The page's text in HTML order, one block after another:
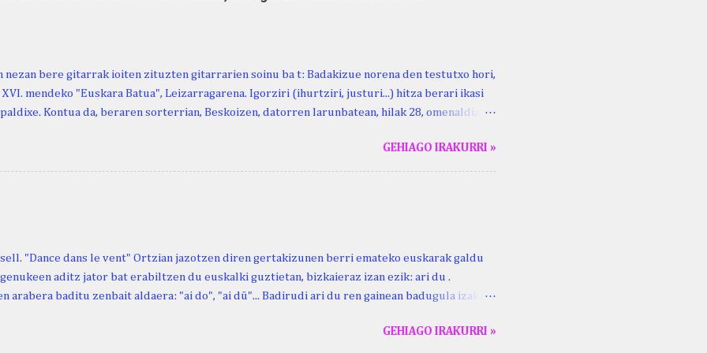
nezan bere gitarrak ioiten zituzten gitarrarien soinu ba t: Badakizue norena den testutxo hori,
XVI. mendeko "Euskara Batua", Leizarragarena. Igorziri (ihurtziri, justuri...) hitza berari ikasi
Kontua da, beraren sorterrian, Beskoizen, datorren larunbatean, hilak 28, omenaldia
berri. "Leizarraga egun" izeneko omenaldia antolatu dute. Hauxe duzue Kristinari Henri
programa: - 15.00 Ongi etorria (herriko jantegian). - Henrike Knörr: Leizarraga-
GEHIAGO IRAKURRI »
"Dance dans le vent" Ortzian jazotzen diren gertakizunen berri emateko euskarak galdu
aditz jator bat erabiltzen du euskalki guztietan, bizkaieraz izan ezik: ari du .
arabera baditu zenbait aldaera: "ai do", "ai dü"... Badirudi ari du ren gainean badugula izaki
ari du. (Euria). Mujika Josefa Martina . Neronek or-emen entzunak. Lodi ari du: ebi (euri)
GEHIAGO IRAKURRI »